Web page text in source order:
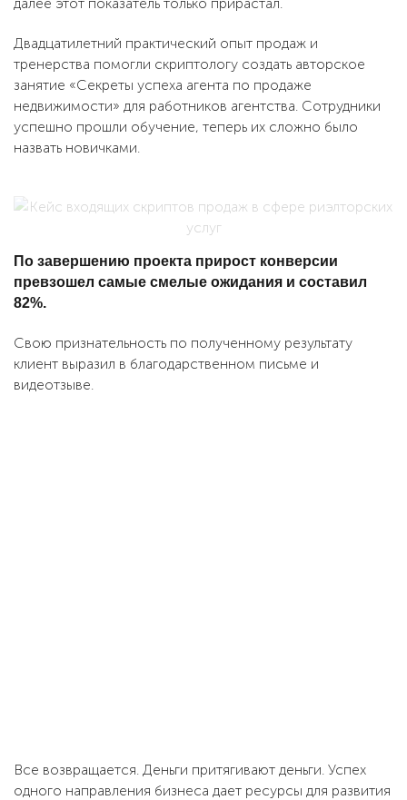
Двадцатилетний практический опыт продаж и
тренерства помогли скриптологу создать авторское
занятие «Секреты успеха агента по продаже
недвижимости» для работников агентства. Сотрудники
успешно прошли обучение, теперь их сложно было
назвать новичками.
По завершению проекта прирост конверсии
превзошел самые смелые ожидания и составил
82%.
Свою признательность по полученному результату
клиент выразил в благодарственном письме и
видеотзыве.
Все возвращается. Деньги притягивают деньги. Успех
одного направления бизнеса дает ресурсы для развития